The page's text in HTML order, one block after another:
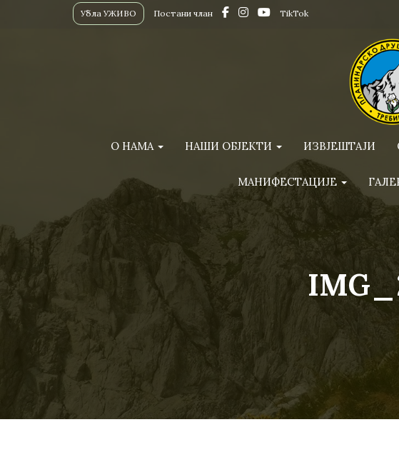
Убла УЖИВО Постани члан TikTok
О НАМА НАШИ ОБЈЕКТИ ИЗВЈЕШТАЈИ
МАНИФЕСТАЦИЈЕ